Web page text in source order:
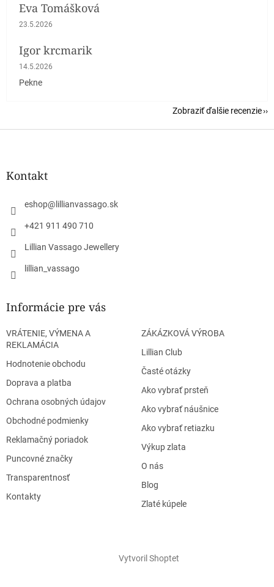
Eva Tomášková
Hodnotenie obchodu je 5 z 5 hviezdičiek.
23.5.2026
Igor krcmarik
Hodnotenie obchodu je 5 z 5 hviezdičiek.
14.5.2026
Pekne
Zobraziť ďalšie recenzie
Z
Kontakt
eshop@ lillianvassago.sk
+421 911 490 710
Lillian Vassago Jewellery
lillian_vassago
Informácie pre vás
VRÁTENIE, VÝMENA A
REKLAMÁCIA
Hodnotenie obchodu
Doprava a platba
Ochrana osobných údajov
Obchodné podmienky
Reklamačný poriadok
Puncovné značky
Transparentnosť
Kontakty
ZÁKÁZKOVÁ VÝROBA
Lillian Club
Časté otázky
Ako vybrať prsteň
Ako vybrať náušnice
Ako vybrať retiazku
Výkup zlata
O nás
Blog
Zlaté kúpele
Vytvoril Shoptet